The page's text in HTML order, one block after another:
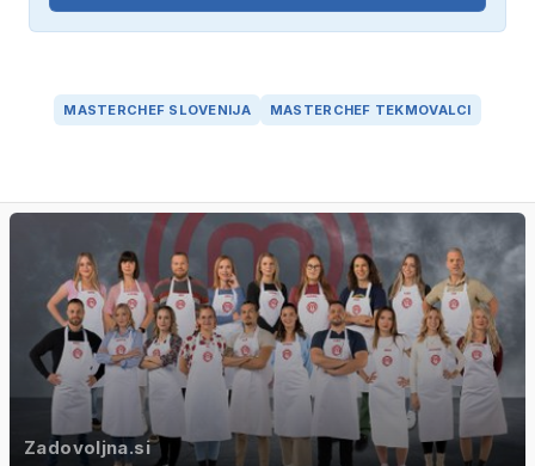
MASTERCHEF SLOVENIJA MASTERCHEF TEKMOVALCI
Zadovoljna.si